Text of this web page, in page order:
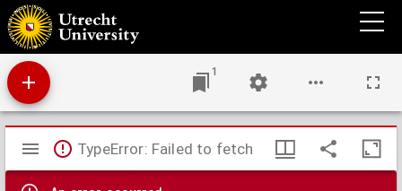
Ordre by de vroetschap ende den gerechte der stadt Utrecht beraempt, nopende de
commissie vande ghenen, die inde saken vande onmundigen ende van anderen hare
goederen niet machtigh wesende selver te administreren, conform voorgaende des
vroetschap resolutie vanden XXIIen Septemb. 1623 sullen worden gebruyckt, met
instructie voor de mombers ende curateurs.
1
Mirador
viewer
TypeError: Failed to fetch